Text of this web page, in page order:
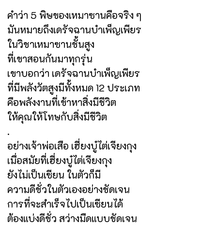
คำว่า 5 พิษของเหมาซานคือจริง ๆ
มันหมายถึงเดรัจฉานบำเพ็ญเพียร
ในวิชาเหมาซานชั้นสูง
ที่เขาสอนกันมาทุกรุ่น
เขาบอกว่า เดรัจฉานบำเพ็ญเพียร
ที่มีพลังวัตสูงมีทั้งหมด 12 ประเภท
คือพลังงานที่เข้าหาสิ่งมีชีวิต
ให้คุณให้โทษกับสิ่งมีชีวิต
.
อย่างเจ้าพ่อเสือ เฮี่ยงบู๋ไต่เจียงกุง
เมื่อสมัยที่เฮี่ยงบู๋ไต่เจียงกุง
ยังไม่เป็นเซียน ในตัวก็มี
ความดีชั่วในตัวเองอย่างชัดเจน
การที่จะสำเร็จไปเป็นเซียนได้
ต้องแบ่งดีชั่ว สว่างมืดแบบชัดเจน